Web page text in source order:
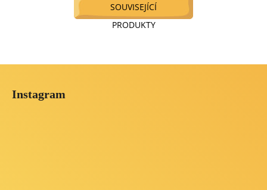
SOUVISEJÍCÍ
PRODUKTY
Instagram